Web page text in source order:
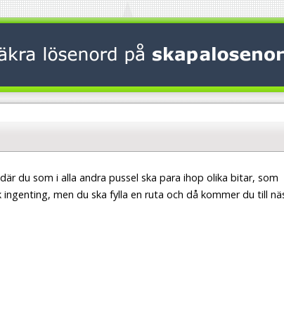
du som i alla andra pussel ska para ihop olika bitar, som
men du ska fylla en ruta och då kommer du till